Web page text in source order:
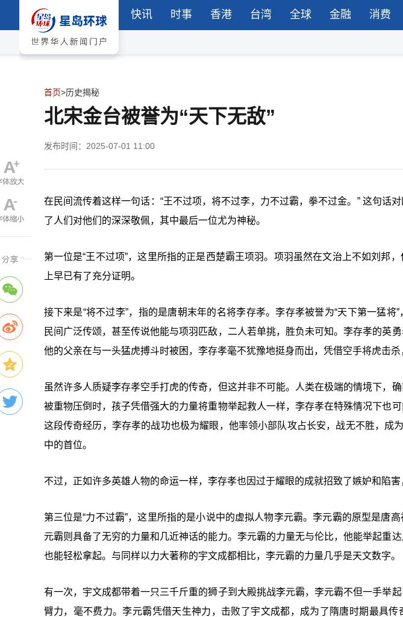
快讯 时事 香港 台湾 全球 金融 消费
首页>历史揭秘
北宋金台被誉为“天下无敌”
发布时间：2025-07-01 11:00
在民间流传着这样一句话： “王不过项，将不过李，力不过霸，拳不过金。 ”这句话对
了人们对他们的深深敬佩，其中最后一位尤为神秘。
第一位是“王不过项”，这里所指的正是西楚霸王项羽。项羽虽然在文治上不如刘邦
上早已有了充分证明。
接下来是“将不过李”，指的是唐朝末年的名将李存孝。李存孝被誉为“天下第一猛将
民间广泛传颂，甚至传说他能与项羽匹敌，二人若单挑，胜负未可知。李存孝的英
他的父亲在与一头猛虎搏斗时被困，李存孝毫不犹豫地挺身而出，凭借空手将虎击杀
虽然许多人质疑李存孝空手打虎的传奇，但这并非不可能。人类在极端的情境下，
被重物压倒时，孩子凭借强大的力量将重物举起救人一样，李存孝在特殊情况下也
这段传奇经历，李存孝的战功也极为耀眼，他率领小部队攻占长安，战无不胜，成
中的首位。
不过，正如许多英雄人物的命运一样，李存孝也因过于耀眼的成就招致了嫉妒和陷害
第三位是“力不过霸”，这里所指的是小说中的虚拟人物李元霸。李元霸的原型是唐
元霸则具备了无穷的力量和几近神话的能力。李元霸的力量无与伦比，他能举起重
也能轻松拿起。与同样以力大著称的宇文成都相比，李元霸的力量几乎是天文数字。
有一次，宇文成都带着一只三千斤重的狮子到大殿挑战李元霸，李元霸不但一手举
臂力，毫不费力。李元霸凭借天生神力，击败了宇文成都，成为了隋唐时期最具